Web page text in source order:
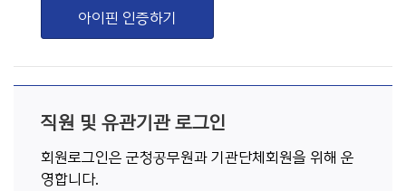
아이핀 인증하기
직원 및 유관기관 로그인
회원로그인은 군청공무원과 기관단체회원을 위해 운
영합니다.